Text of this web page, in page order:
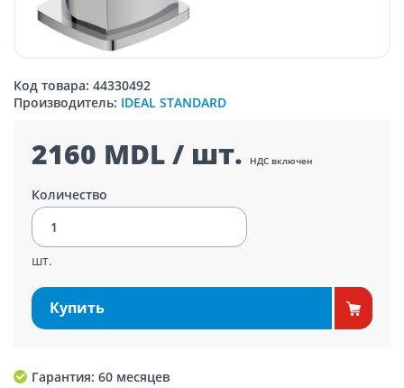
Код товара: 44330492
Производитель: IDEAL STANDARD
2160 MDL / шт. НДС включен
Количество
шт.
Купить
Гарантия: 60 месяцев